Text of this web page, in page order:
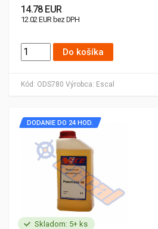
Kód: ODS780 Výrobca: Escal
14.78 EUR
12.02 EUR bez DPH
Do košíka
Skladom: 5+ ks
DODANIE DO 24 HOD.